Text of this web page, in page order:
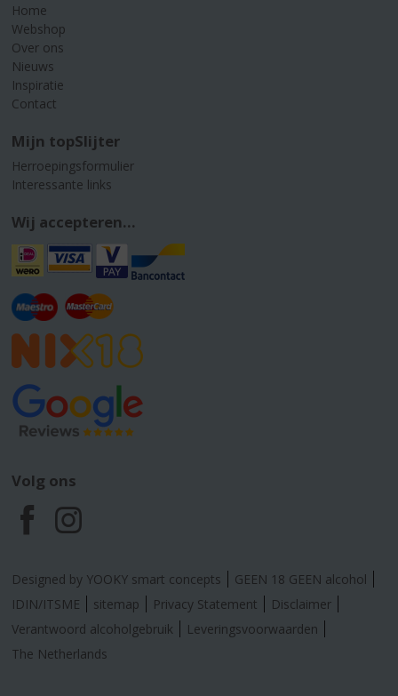
Home
Webshop
Over ons
Nieuws
Inspiratie
Contact
Mijn topSlijter
Herroepingsformulier
Interessante links
Wij accepteren...
Volg ons
F
a
c
e
I
n
s
t
Designed by YOOKY smart concepts
GEEN 18 GEEN alcohol
IDIN/ITSME
sitemap Privacy Statement
Disclaimer
Verantwoord alcoholgebruik
Leveringsvoorwaarden
The Netherlands